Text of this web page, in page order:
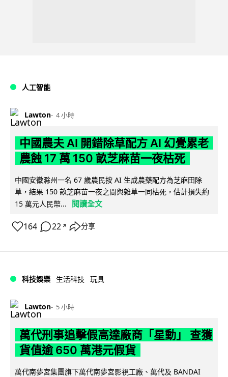
人工智能
Lawton 4 小時
中國農夫 AI 開錯除草配方 AI 幻覺累老
農蝕 17 萬 150 畝芝麻苗一夜枯死
中國安徽滁州一名 67 歲農民按 AI 生成農藥配方為芝麻田除
草，結果 150 畝芝麻苗一夜之間與雜草一同枯死，估計損失約
15 萬元人民幣...
閱讀全文
164 22 ↗ 分享
科技娛樂 生活科技 玩具
Lawton 5 小時
萬代刑事追擊假高達廠商「星動」 查獲
貨值逾 650 萬港元假貨
萬代南夢宮集團旗下萬代南夢宮影視工廠、萬代及 BANDAI